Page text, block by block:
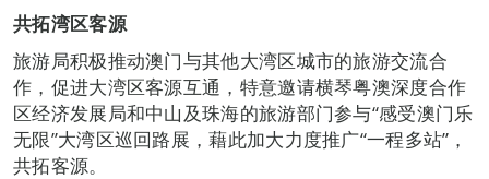
共拓湾区客源
旅游局积极推动澳门与其他大湾区城市的旅游交流合
作，促进大湾区客源互通，特意邀请横琴粤澳深度合作
区经济发展局和中山及珠海的旅游部门参与“感受澳门乐
无限”大湾区巡回路展，藉此加大力度推广“一程多站”，
共拓客源。